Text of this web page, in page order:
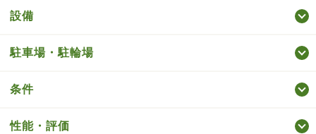
設備
駐車場・駐輪場
条件
性能・評価